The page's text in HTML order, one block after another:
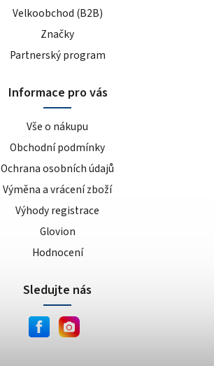
Velkoobchod (B2B)
Značky
Partnerský program
Informace pro vás
Vše o nákupu
Obchodní podmínky
Ochrana osobních údajů
Výměna a vrácení zboží
Výhody registrace
Glovion
Hodnocení
Sledujte nás